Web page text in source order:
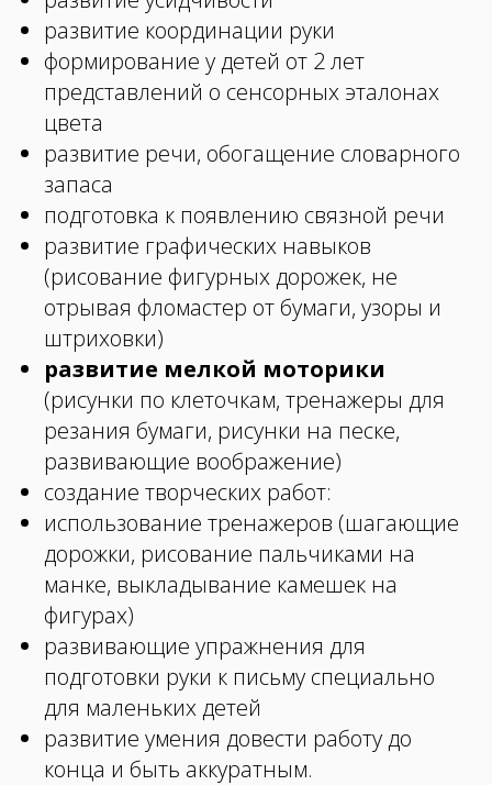
развитие координации руки
формирование у детей от 2 лет
представлений о сенсорных эталонах
цвета
развитие речи, обогащение словарного
запаса
подготовка к появлению связной речи
развитие графических навыков
(рисование фигурных дорожек, не
отрывая фломастер от бумаги, узоры и
штриховки)
развитие мелкой моторики
(рисунки по клеточкам, тренажеры для
резания бумаги, рисунки на песке,
развивающие воображение)
создание творческих работ:
использование тренажеров (шагающие
дорожки, рисование пальчиками на
манке, выкладывание камешек на
фигурах)
развивающие упражнения для
подготовки руки к письму специально
для маленьких детей
развитие умения довести работу до
конца и быть аккуратным.